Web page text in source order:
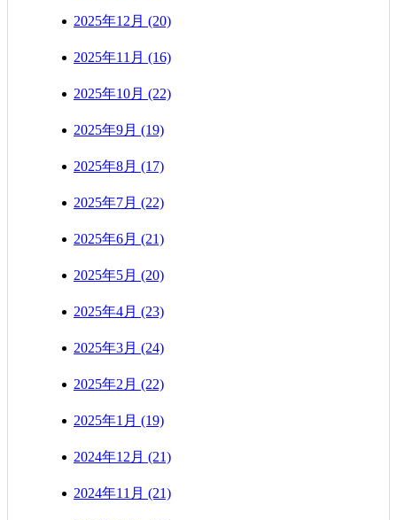
2025年12月 (20)
2025年11月 (16)
2025年10月 (22)
2025年9月 (19)
2025年8月 (17)
2025年7月 (22)
2025年6月 (21)
2025年5月 (20)
2025年4月 (23)
2025年3月 (24)
2025年2月 (22)
2025年1月 (19)
2024年12月 (21)
2024年11月 (21)